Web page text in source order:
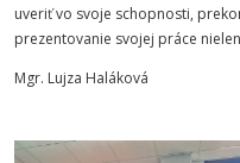
uveriť vo svoje schopnosti,
prezentovanie svojej práce
Mgr. Lujza Haláková